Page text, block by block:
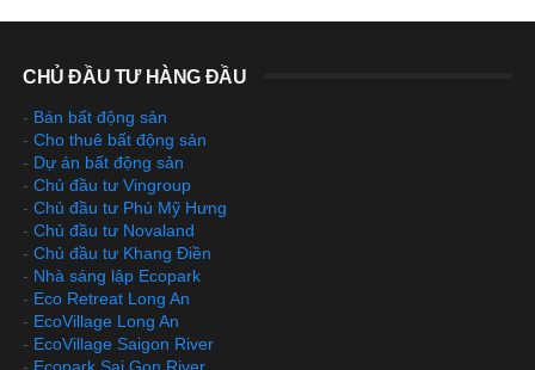
CHỦ ĐẦU TƯ HÀNG ĐẦU
- Bán bất động sản
- Cho thuê bất động sản
- Dự án bất động sản
- Chủ đầu tư Vingroup
- Chủ đầu tư Phú Mỹ Hưng
- Chủ đầu tư Novaland
- Chủ đầu tư Khang Điền
- Nhà sáng lập Ecopark
- Eco Retreat Long An
- EcoVillage Long An
- EcoVillage Saigon River
- Ecopark Sai Gon River